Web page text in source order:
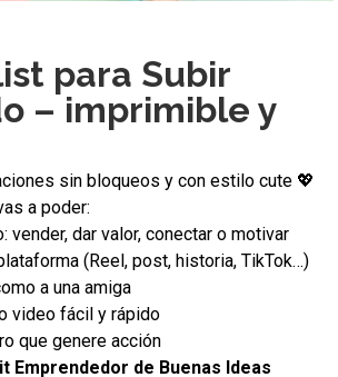
para Subir
– imprimible y
sin bloqueos y con estilo cute 💖
a poder:
dar valor, conectar o motivar
(Reel, post, historia, TikTok…)
a una amiga
video fácil y rápido
que genere acción
Emprendedor de Buenas Ideas